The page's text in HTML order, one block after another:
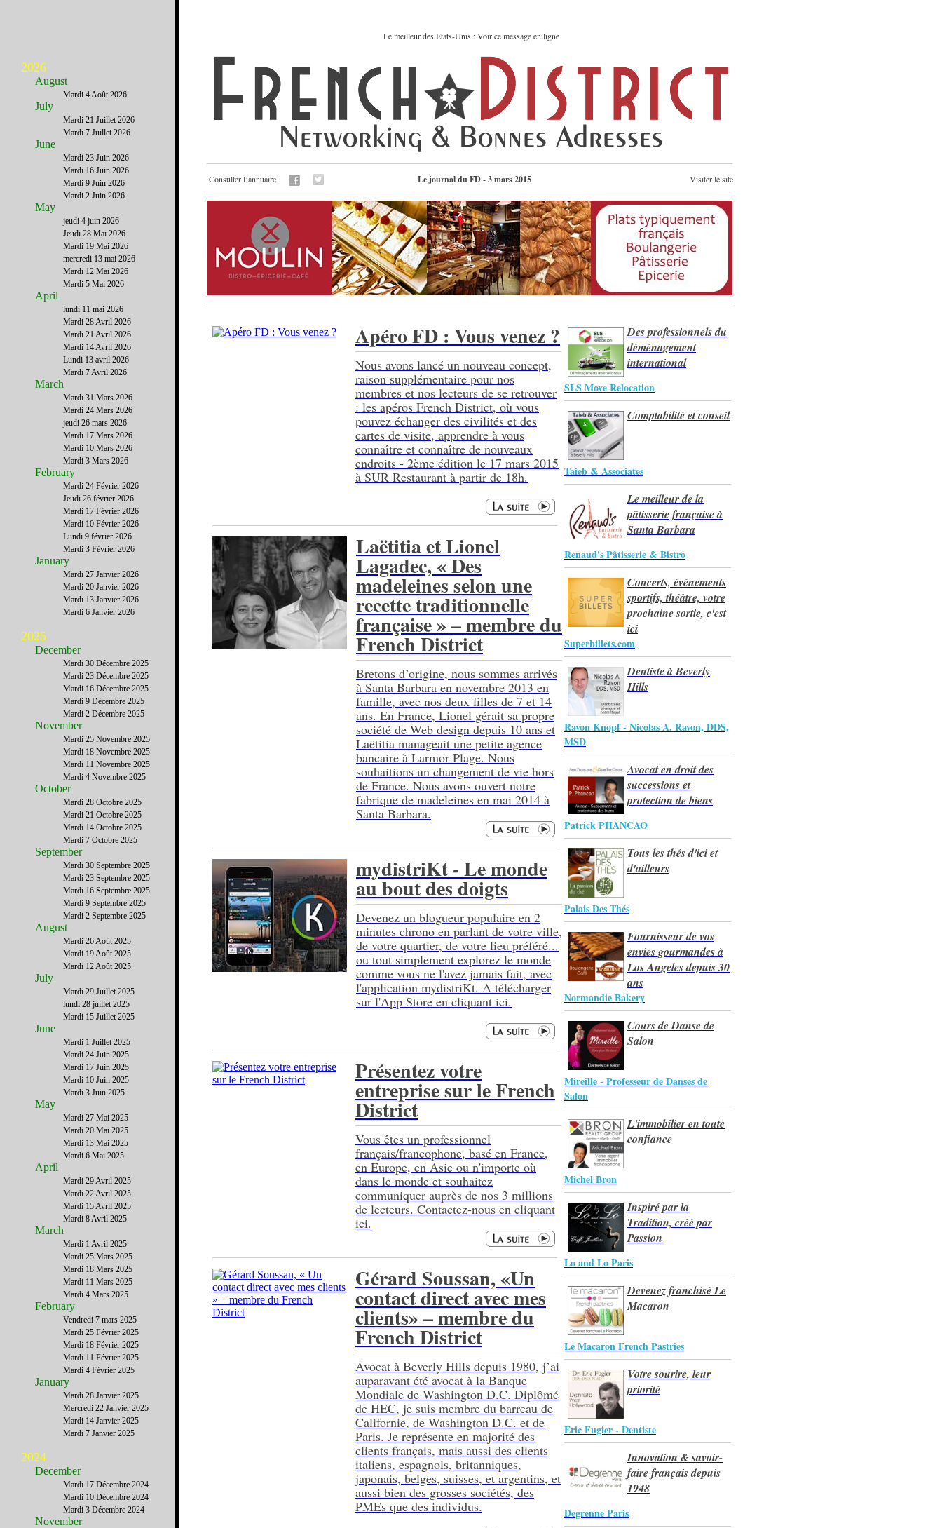
Le meilleur des Etats-Unis : Voir ce message en ligne
Consulter l’annuaire Le journal du FD - 3 mars 2015 Visiter le site
Apéro FD : Vous venez ?
Nous avons lancé un nouveau concept,
raison supplémentaire pour nos
membres et nos lecteurs de se retrouver
: les apéros French District, où vous
pouvez échanger des civilités et des
cartes de visite, apprendre à vous
connaître et connaître de nouveaux
endroits - 2ème édition le 17 mars 2015
à SUR Restaurant à partir de 18h.
Laëtitia et Lionel
Lagadec, « Des
madeleines selon une
recette traditionnelle
française » – membre du
French District
Bretons d’origine, nous sommes arrivés
à Santa Barbara en novembre 2013 en
famille, avec nos deux filles de 7 et 14
ans. En France, Lionel gérait sa propre
société de Web design depuis 10 ans et
Laëtitia manageait une petite agence
bancaire à Larmor Plage. Nous
souhaitions un changement de vie hors
de France. Nous avons ouvert notre
fabrique de madeleines en mai 2014 à
Santa Barbara.
mydistriKt - Le monde
au bout des doigts
Devenez un blogueur populaire en 2
minutes chrono en parlant de votre ville,
de votre quartier, de votre lieu préféré...
ou tout simplement explorez le monde
comme vous ne l'avez jamais fait, avec
l'application mydistriKt. A télécharger
sur l'App Store en cliquant ici.
Présentez votre
entreprise sur le French
District
Vous êtes un professionnel
français/francophone, basé en France,
en Europe, en Asie ou n'importe où
dans le monde et souhaitez
communiquer auprès de nos 3 millions
de lecteurs. Contactez-nous en cliquant
ici.
Gérard Soussan, «Un
contact direct avec mes
clients» – membre du
French District
Avocat à Beverly Hills depuis 1980, j’ai
auparavant été avocat à la Banque
Mondiale de Washington D.C. Diplômé
de HEC, je suis membre du barreau de
Californie, de Washington D.C. et de
Paris. Je représente en majorité des
clients français, mais aussi des clients
italiens, espagnols, britanniques,
japonais, belges, suisses, et argentins, et
aussi bien des grosses sociétés, des
PMEs que des individus.
Des professionnels du
déménagement
international
SLS Move Relocation
Comptabilité et conseil
Taieb & Associates
Le meilleur de la
pâtisserie française à
Santa Barbara
Renaud's Pâtisserie & Bistro
Concerts, événements
sportifs, théâtre, votre
prochaine sortie, c'est
ici
Superbillets.com
Dentiste à Beverly
Hills
Ravon Knopf - Nicolas A. Ravon, DDS,
MSD
Avocat en droit des
successions et
protection de biens
Patrick PHANCAO
Tous les thés d'ici et
d'ailleurs
Palais Des Thés
Fournisseur de vos
envies gourmandes à
Los Angeles depuis 30
ans
Normandie Bakery
Cours de Danse de
Salon
Mireille - Professeur de Danses de
Salon
L'immobilier en toute
confiance
Michel Bron
Inspiré par la
Tradition, créé par
Passion
Lo and Lo Paris
Devenez franchisé Le
Macaron
Le Macaron French Pastries
Votre sourire, leur
priorité
Eric Fugier - Dentiste
Innovation & savoir-
faire français depuis
1948
Degrenne Paris
2026
August
Mardi 4 Août 2026
July
Mardi 21 Juillet 2026
Mardi 7 Juillet 2026
June
Mardi 23 Juin 2026
Mardi 16 Juin 2026
Mardi 9 Juin 2026
Mardi 2 Juin 2026
May
jeudi 4 juin 2026
Jeudi 28 Mai 2026
Mardi 19 Mai 2026
mercredi 13 mai 2026
Mardi 12 Mai 2026
Mardi 5 Mai 2026
April
lundi 11 mai 2026
Mardi 28 Avril 2026
Mardi 21 Avril 2026
Mardi 14 Avril 2026
Lundi 13 avril 2026
Mardi 7 Avril 2026
March
Mardi 31 Mars 2026
Mardi 24 Mars 2026
jeudi 26 mars 2026
Mardi 17 Mars 2026
Mardi 10 Mars 2026
Mardi 3 Mars 2026
February
Mardi 24 Février 2026
Jeudi 26 février 2026
Mardi 17 Février 2026
Mardi 10 Février 2026
Lundi 9 février 2026
Mardi 3 Février 2026
January
Mardi 27 Janvier 2026
Mardi 20 Janvier 2026
Mardi 13 Janvier 2026
Mardi 6 Janvier 2026
2025
December
Mardi 30 Décembre 2025
Mardi 23 Décembre 2025
Mardi 16 Décembre 2025
Mardi 9 Décembre 2025
Mardi 2 Décembre 2025
November
Mardi 25 Novembre 2025
Mardi 18 Novembre 2025
Mardi 11 Novembre 2025
Mardi 4 Novembre 2025
October
Mardi 28 Octobre 2025
Mardi 21 Octobre 2025
Mardi 14 Octobre 2025
Mardi 7 Octobre 2025
September
Mardi 30 Septembre 2025
Mardi 23 Septembre 2025
Mardi 16 Septembre 2025
Mardi 9 Septembre 2025
Mardi 2 Septembre 2025
August
Mardi 26 Août 2025
Mardi 19 Août 2025
Mardi 12 Août 2025
July
Mardi 29 Juillet 2025
lundi 28 juillet 2025
Mardi 15 Juillet 2025
June
Mardi 1 Juillet 2025
Mardi 24 Juin 2025
Mardi 17 Juin 2025
Mardi 10 Juin 2025
Mardi 3 Juin 2025
May
Mardi 27 Mai 2025
Mardi 20 Mai 2025
Mardi 13 Mai 2025
Mardi 6 Mai 2025
April
Mardi 29 Avril 2025
Mardi 22 Avril 2025
Mardi 15 Avril 2025
Mardi 8 Avril 2025
March
Mardi 1 Avril 2025
Mardi 25 Mars 2025
Mardi 18 Mars 2025
Mardi 11 Mars 2025
Mardi 4 Mars 2025
February
Vendredi 7 mars 2025
Mardi 25 Février 2025
Mardi 18 Février 2025
Mardi 11 Février 2025
Mardi 4 Février 2025
January
Mardi 28 Janvier 2025
Mercredi 22 Janvier 2025
Mardi 14 Janvier 2025
Mardi 7 Janvier 2025
2024
December
Mardi 17 Décembre 2024
Mardi 10 Décembre 2024
Mardi 3 Décembre 2024
November